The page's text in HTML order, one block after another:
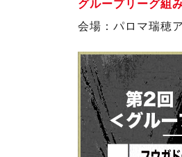
グループリーグ組
会場：パロマ瑞穂